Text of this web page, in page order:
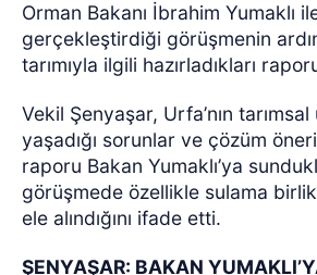
Orman Bakanı İbrahim Yumaklı
gerçekleştirdiği görüşmenin
tarımıyla ilgili hazırladıkları
Vekil Şenyaşar, Urfa’nın
yaşadığı sorunlar ve çözüm
raporu Bakan Yumaklı’ya
görüşmede özellikle sulama
ele alındığını ifade etti.
ŞENYAŞAR: BAKAN